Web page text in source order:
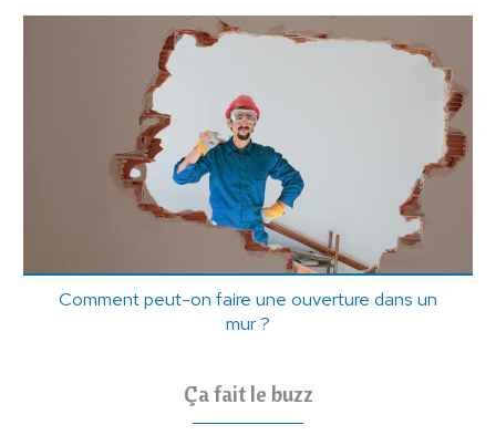
Comment peut-on faire une ouverture dans un
mur ?
Ça fait le buzz